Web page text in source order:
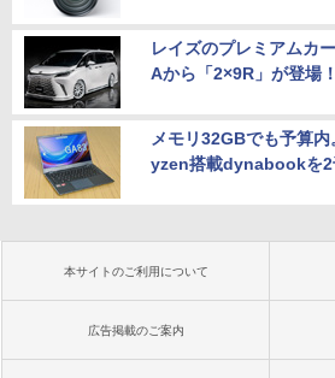
レイズのプレミアムカ
Aから「2×9R」が登場！
メモリ32GBでも予算
yzen搭載dynabookを2
本サイトのご利用について
広告掲載のご案内